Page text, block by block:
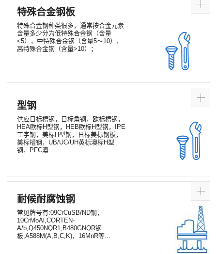
特殊合金钢板
特殊合金钢种类很多，通常按合金元素
含量多少分为低特殊合金钢（含量
<5），中特殊合金钢（含量5～10），
高特殊合金钢（含量>10）；
型钢
供应日标槽钢，日标角钢，欧标槽钢，
HEA欧标H型钢，HEB欧标H型钢，IPE
工字钢，美标H型钢，日标美标钢板，
美标槽钢，UB/UC/UH英标澳标H型
钢，PFC澳...
耐候耐腐蚀钢
常见牌号有:09CrCuSB/ND钢，
10CrMoAl,CORTEN-
A/b,Q450NQR1,B480GNQR钢
板,A588M(A,B,C,K)，16MnR等...